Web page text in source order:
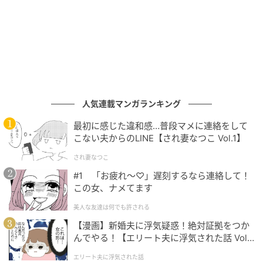
人気連載マンガランキング
最初に感じた違和感…普段マメに連絡をして
こない夫からのLINE【され妻なつこ Vol.1】
され妻なつこ
#1 「お疲れ〜♡」遅刻するなら連絡して！
この女、ナメてます
美人な友達は何でも許される
【漫画】新婚夫に浮気疑惑！絶対証拠をつか
んでやる！【エリート夫に浮気された話 Vol.
エリート夫に浮気された話